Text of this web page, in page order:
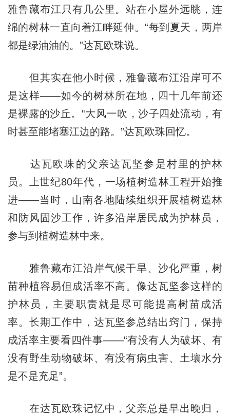
雅鲁藏布江只有几公里。站在小屋外远眺，连
绵的树林一直向着江畔延伸。“每到夏天，两岸
都是绿油油的。”达瓦欧珠说。
但其实在他小时候，雅鲁藏布江沿岸可不
是这样——如今的树林所在地，四十几年前还
是裸露的沙丘。“大风一吹，沙子四处流动，有
时甚至能堵塞江边的路。”达瓦欧珠回忆。
达瓦欧珠的父亲达瓦坚参是村里的护林
员。上世纪80年代，一场植树造林工程开始推
进——当时，山南各地陆续组织开展植树造林
和防风固沙工作，许多沿岸居民成为护林员，
参与到植树造林中来。
雅鲁藏布江沿岸气候干旱、沙化严重，树
苗种植容易但成活率不高。像达瓦坚参这样的
护林员，主要职责就是尽可能提高树苗成活
率。长期工作中，达瓦坚参总结出窍门，保持
成活率主要看四件事——“有没有人为破坏、有
没有野生动物破坏、有没有病虫害、土壤水分
是不是充足”。
在达瓦欧珠记忆中，父亲总是早出晚归，